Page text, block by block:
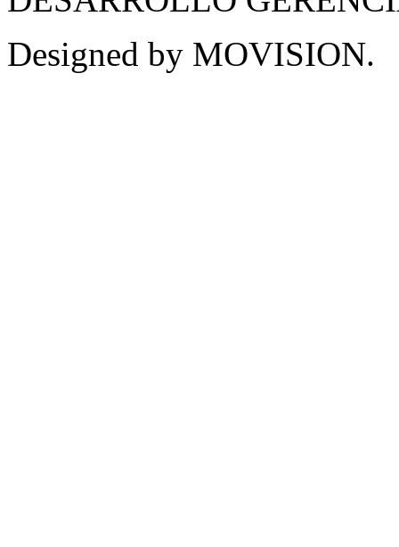
Designed by MOVISION.